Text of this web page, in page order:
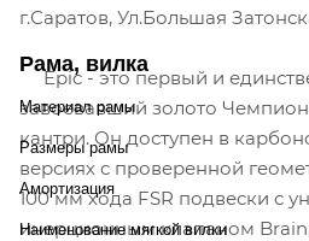
г.Саратов, Ул.Большая
Epic - это первый и
завоевавший золото
кантри. Он доступен в
версиях с проверенной
100 мм хода FSR подвески с
инерционным клапаном Brain,
Рама, вилка
Материал рамы
Размеры рамы
Амортизация
Наименование мягкой вилки